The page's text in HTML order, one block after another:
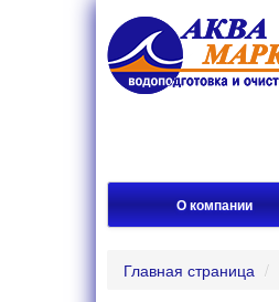
О компании
Главная страница /